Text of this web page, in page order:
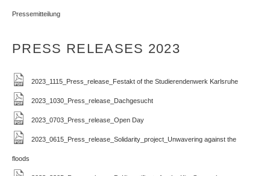
Pressemitteilung
PRESS RELEASES 2023
2023_1115_Press_release_Festakt of the Studierendenwerk Karlsruhe
2023_1030_Press_release_Dachgesucht
2023_0703_Press_release_Open Day
2023_0615_Press_release_Solidarity_project_Unwavering against the
floods